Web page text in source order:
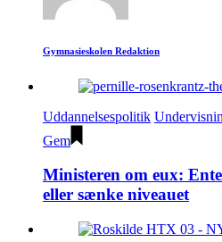
Gymnasieskolen Redaktion
Uddannelsespolitik
Gem
Ministeren om eux:
eller sænke niveauet